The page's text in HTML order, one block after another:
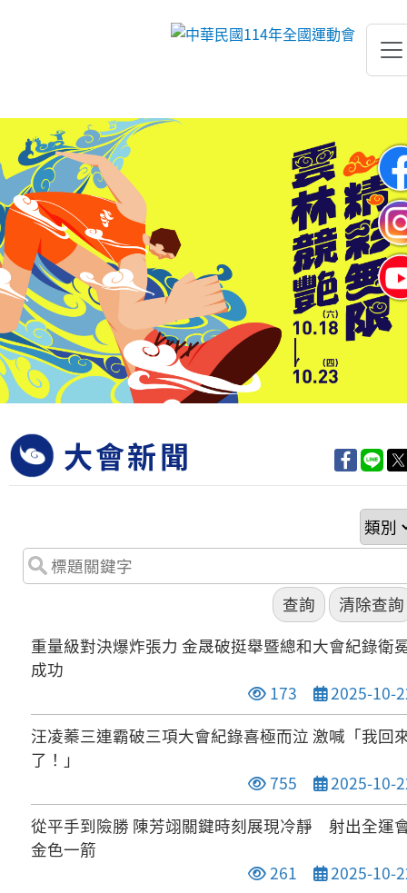
跳到主要內容
大會新聞
重量級對決爆炸張力 金晟破挺舉暨總和大會紀錄衛
成功
點閱次數
173 發布日期
2025-10-
汪凌蓁三連霸破三項大會紀錄喜極而泣 激喊「我回
了！」
點閱次數
755 發布日期
2025-10-
從平手到險勝 陳芳翊關鍵時刻展現冷靜 射出全運
金色一箭
點閱次數
261 發布日期
2025-10-